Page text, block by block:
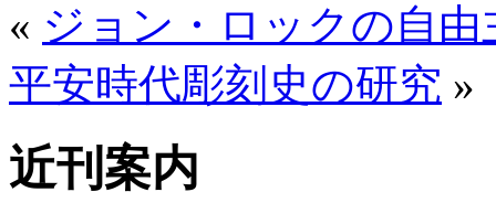
« ジョン・ロックの自由
平安時代彫刻史の研究 »
近刊案内